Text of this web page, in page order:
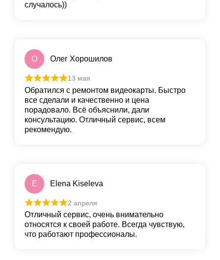
случалось))
О Олег Хорошилов
13 мая
Обратился с ремонтом видеокарты. Быстро
все сделали и качественно и цена
порадовало. Всё объяснили, дали
консультацию. Отличный сервис, всем
рекомендую.
E Elena Kiseleva
2 апреля
Отличный сервис, очень внимательно
относятся к своей работе. Всегда чувствую,
что работают профессионалы.